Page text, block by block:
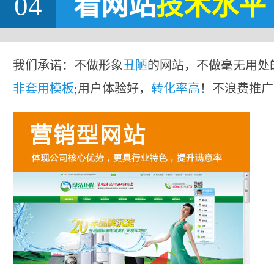
04 看网站技术水平
我们承诺：不做形象丑陋的网站，不做毫无用处
非套用模板;用户体验好， 转化率高！不浪费推